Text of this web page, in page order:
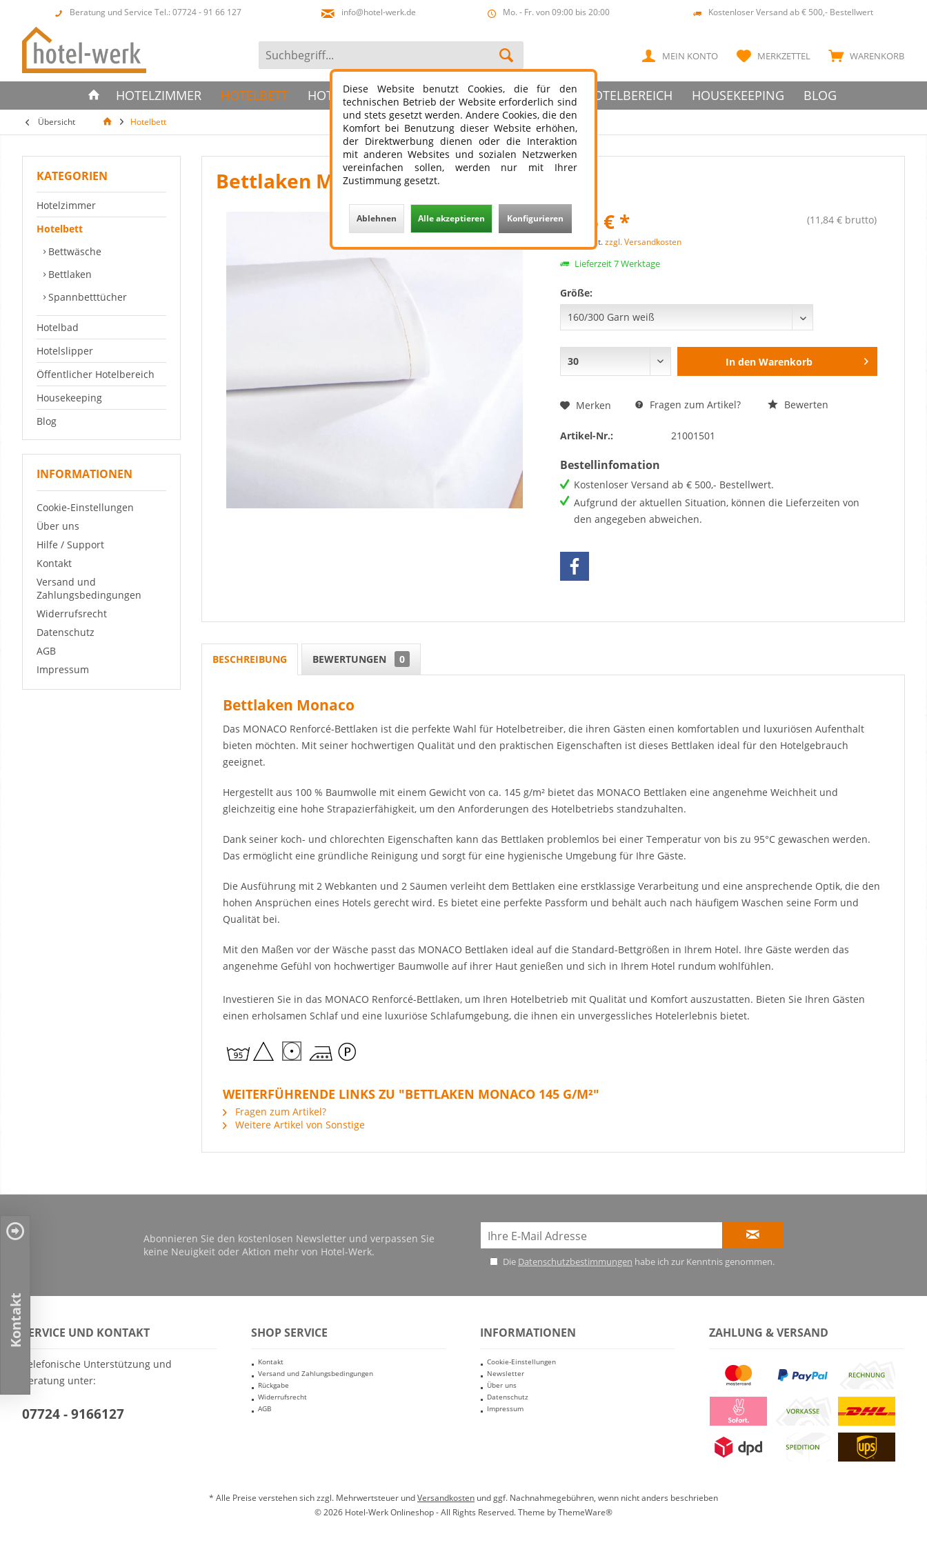
Beratung und Service Tel.: 07724 - 91 66 127 info@hotel-werk.de Mo. - Fr. von 09:00 bis 20:00 Kostenloser Versand ab € 500,- Bestellwert
WARENKORB
MERKZETTEL
MEIN KONTO
HOTELZIMMER HOTELBETT HOTELBAD HOTELSLIPPER ÖFFENTLICHER HOTELBEREICH HOUSEKEEPING BLOG
Übersicht Hotelbett
KATEGORIEN
Hotelzimmer
Hotelbett
Bettwäsche
Bettlaken
Spannbetttücher
Hotelbad
Hotelslipper
Öffentlicher Hotelbereich
Housekeeping
Blog
INFORMATIONEN
Cookie-Einstellungen
Über uns
Hilfe / Support
Kontakt
Versand und
Zahlungsbedingungen
Widerrufsrecht
Datenschutz
AGB
Impressum
Bettlaken Monaco 145 g/m²
9,95 € *
(11,84 € brutto)
zzgl. MwSt.zzgl. Versandkosten
Lieferzeit 7 Werktage
Größe:
In den Warenkorb
Merken Fragen zum Artikel? Bewerten
Artikel-Nr.: 21001501
Bestellinfomation
Kostenloser Versand ab € 500,- Bestellwert.
Aufgrund der aktuellen Situation, können die Lieferzeiten von
den angegeben abweichen.
BESCHREIBUNG BEWERTUNGEN 0
Bettlaken Monaco
Das MONACO Renforcé-Bettlaken ist die perfekte Wahl für Hotelbetreiber, die ihren Gästen einen komfortablen und luxuriösen Aufenthalt
bieten möchten. Mit seiner hochwertigen Qualität und den praktischen Eigenschaften ist dieses Bettlaken ideal für den Hotelgebrauch
geeignet.
Hergestellt aus 100 % Baumwolle mit einem Gewicht von ca. 145 g/m² bietet das MONACO Bettlaken eine angenehme Weichheit und
gleichzeitig eine hohe Strapazierfähigkeit, um den Anforderungen des Hotelbetriebs standzuhalten.
Dank seiner koch- und chlorechten Eigenschaften kann das Bettlaken problemlos bei einer Temperatur von bis zu 95°C gewaschen werden.
Das ermöglicht eine gründliche Reinigung und sorgt für eine hygienische Umgebung für Ihre Gäste.
Die Ausführung mit 2 Webkanten und 2 Säumen verleiht dem Bettlaken eine erstklassige Verarbeitung und eine ansprechende Optik, die den
hohen Ansprüchen eines Hotels gerecht wird. Es bietet eine perfekte Passform und behält auch nach häufigem Waschen seine Form und
Qualität bei.
Mit den Maßen vor der Wäsche passt das MONACO Bettlaken ideal auf die Standard-Bettgrößen in Ihrem Hotel. Ihre Gäste werden das
angenehme Gefühl von hochwertiger Baumwolle auf ihrer Haut genießen und sich in Ihrem Hotel rundum wohlfühlen.
Investieren Sie in das MONACO Renforcé-Bettlaken, um Ihren Hotelbetrieb mit Qualität und Komfort auszustatten. Bieten Sie Ihren Gästen
einen erholsamen Schlaf und eine luxuriöse Schlafumgebung, die ihnen ein unvergessliches Hotelerlebnis bietet.
WEITERFÜHRENDE LINKS ZU "BETTLAKEN MONACO 145 G/M²"
Fragen zum Artikel?
Weitere Artikel von Sonstige
Abonnieren Sie den kostenlosen Newsletter und verpassen Sie
keine Neuigkeit oder Aktion mehr von Hotel-Werk.
Die Datenschutzbestimmungen habe ich zur Kenntnis genommen.
SERVICE UND KONTAKT
Telefonische Unterstützung und
Beratung unter:
07724 - 9166127
SHOP SERVICE
Kontakt
Versand und Zahlungsbedingungen
Rückgabe
Widerrufsrecht
AGB
INFORMATIONEN
Cookie-Einstellungen
Newsletter
Über uns
Datenschutz
Impressum
ZAHLUNG & VERSAND
* Alle Preise verstehen sich zzgl. Mehrwertsteuer undVersandkosten und ggf. Nachnahmegebühren, wenn nicht anders beschrieben
© 2026 Hotel-Werk Onlineshop - All Rights Reserved. Theme byThemeWare®
Kontakt
Diese Website benutzt Cookies, die für den
technischen Betrieb der Website erforderlich sind
und stets gesetzt werden. Andere Cookies, die den
Komfort bei Benutzung dieser Website erhöhen,
der Direktwerbung dienen oder die Interaktion
mit anderen Websites und sozialen Netzwerken
vereinfachen sollen, werden nur mit Ihrer
Zustimmung gesetzt.
Ablehnen Alle akzeptieren Konfigurieren